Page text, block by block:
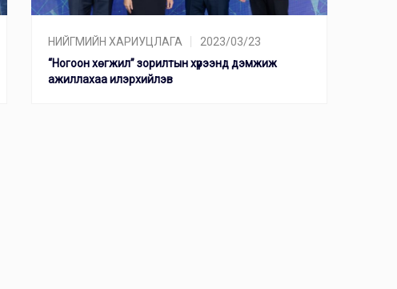
НИЙГМИЙН ХАРИУЦЛАГА
2023/03/23
“Ногоон хөгжил” зорилтын хүрээнд дэмжиж
ажиллахаа илэрхийлэв